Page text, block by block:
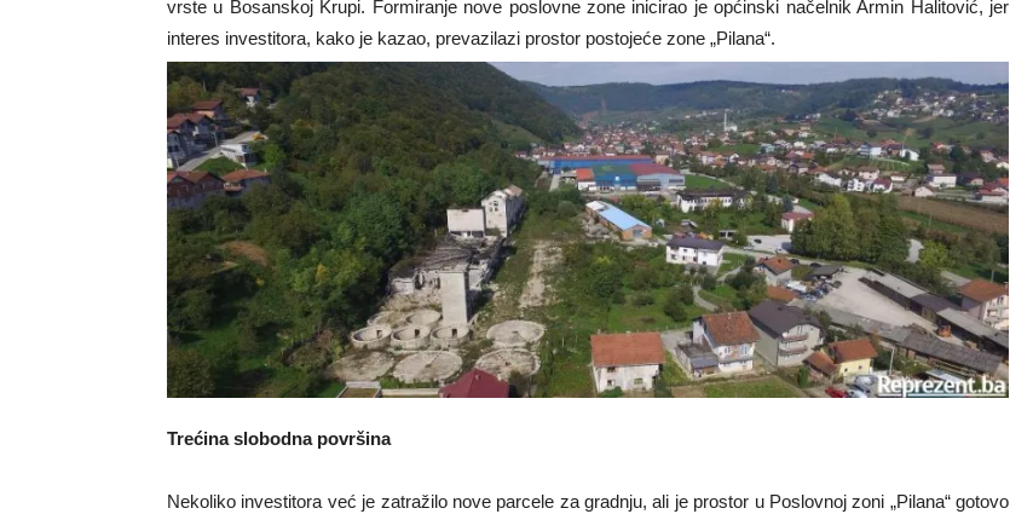
vrste u Bosanskoj Krupi. Formiranje nove poslovne zone inicirao je općinski načelnik Armin Halitović, jer
interes investitora, kako je kazao, prevazilazi prostor postojeće zone „Pilana“.
Trećina slobodna površina
Nekoliko investitora već je zatražilo nove parcele za gradnju, ali je prostor u Poslovnoj zoni „Pilana“ gotovo